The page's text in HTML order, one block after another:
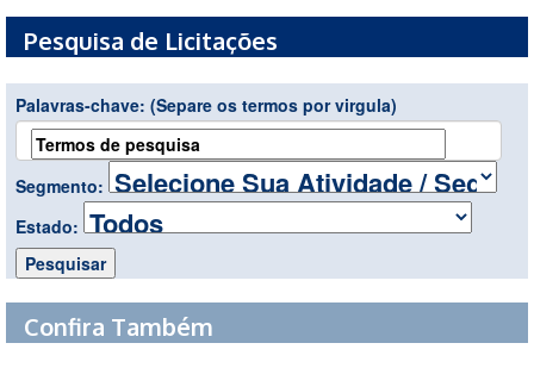
Pesquisa de Licitações
Palavras-chave: (Separe os termos por virgula)
Segmento:
Estado:
Confira Também